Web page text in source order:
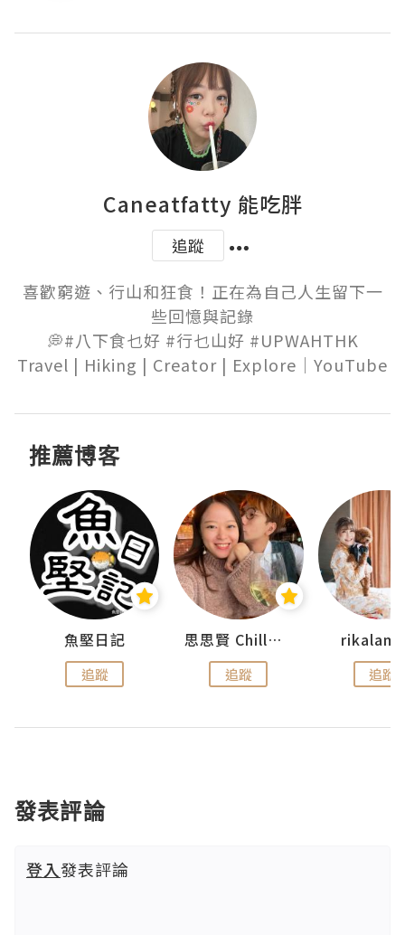
Caneatfatty 能吃胖
追蹤
喜歡窮遊、行山和狂食！正在為自己人生留下一
些回憶與記錄
💭#八下食乜好 #行乜山好 #UPWAHTHK
Travel | Hiking | Creator | Explore｜YouTube
推薦博客
魚堅日記
追蹤
思思賢 ChillMyBabe
追蹤 追蹤
發表評論
登入發表評論